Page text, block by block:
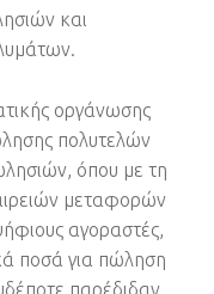
και
οργάνωσης
πολυτελών
όπου με τη
μεταφορών
αγοραστές,
ποσά για πώληση
παρέδιδαν